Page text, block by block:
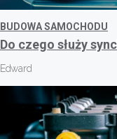
BUDOWA SAMOCHODU
Do czego służy
Edward